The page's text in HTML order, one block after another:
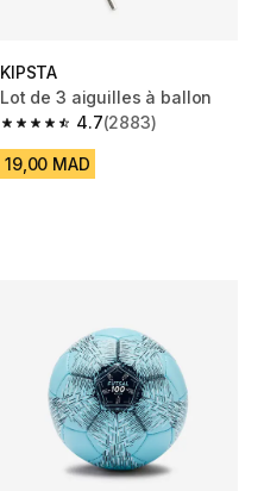
KIPSTA
Lot de 3 aiguilles à ballon
4.7
4.7 out of 5 stars from 2883
(2883)
19,00 MAD